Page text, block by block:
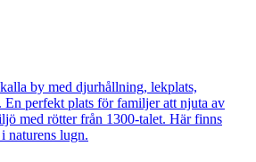
by med djurhållning, lekplats,
En perfekt plats för familjer att njuta av
med rötter från 1300-talet. Här finns
naturens lugn.